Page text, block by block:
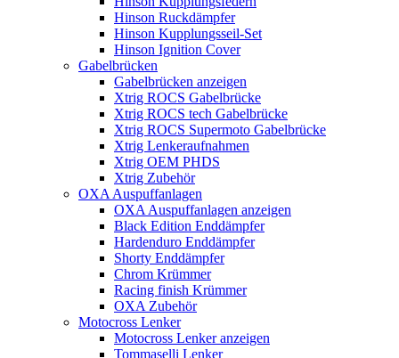
Hinson Ruckdämpfer
Hinson Kupplungsseil-Set
Hinson Ignition Cover
Gabelbrücken
Gabelbrücken anzeigen
Xtrig ROCS Gabelbrücke
Xtrig ROCS tech Gabelbrücke
Xtrig ROCS Supermoto Gabelbrücke
Xtrig Lenkeraufnahmen
Xtrig OEM PHDS
Xtrig Zubehör
OXA Auspuffanlagen
OXA Auspuffanlagen anzeigen
Black Edition Enddämpfer
Hardenduro Enddämpfer
Shorty Enddämpfer
Chrom Krümmer
Racing finish Krümmer
OXA Zubehör
Motocross Lenker
Motocross Lenker anzeigen
Tommaselli Lenker